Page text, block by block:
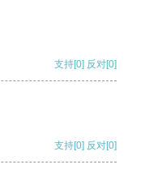
支持[0] 反对[0]
支持[0] 反对[0]